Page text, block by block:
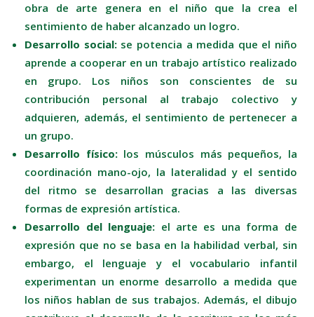
obra de arte genera en el niño que la crea el
sentimiento de haber alcanzado un logro.
Desarrollo social:se potencia a medida que el niño
aprende a cooperar en un trabajo artístico realizado
en grupo. Los niños son conscientes de su
contribución personal al trabajo colectivo y
adquieren, además, el sentimiento de pertenecer a
un grupo.
Desarrollo físico:los músculos más pequeños, la
coordinación mano-ojo, la lateralidad y el sentido
del ritmo se desarrollan gracias a las diversas
formas de expresión artística.
Desarrollo del lenguaje: el arte es una forma de
expresión que no se basa en la habilidad verbal, sin
embargo, el lenguaje y el vocabulario infantil
experimentan un enorme desarrollo a medida que
los niños hablan de sus trabajos. Además, el dibujo